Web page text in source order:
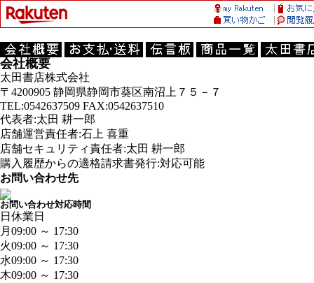
会社概要
太田書店株式会社
〒4200905 静岡県静岡市葵区南沼上７５－７
TEL:0542637509 FAX:0542637510
代表者:太田 耕一郎
店舗運営責任者:石上 喜重
店舗セキュリティ責任者:太田 耕一郎
購入履歴からの適格請求書発行:対応可能
お問い合わせ先
お問い合わせ対応時間
日 休業日
月 09:00 ～ 17:30
火09:00 ～ 17:30
水09:00 ～ 17:30
木09:00 ～ 17:30